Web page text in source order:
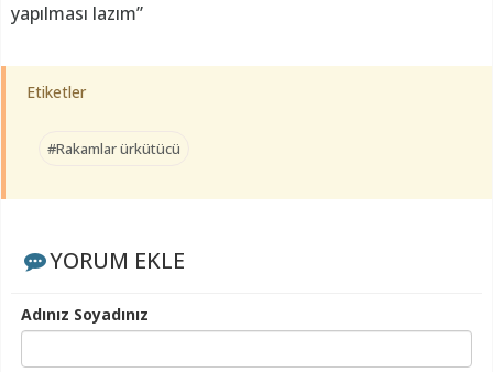
yapılması lazım”
Etiketler
#Rakamlar ürkütücü
YORUM EKLE
Adınız Soyadınız